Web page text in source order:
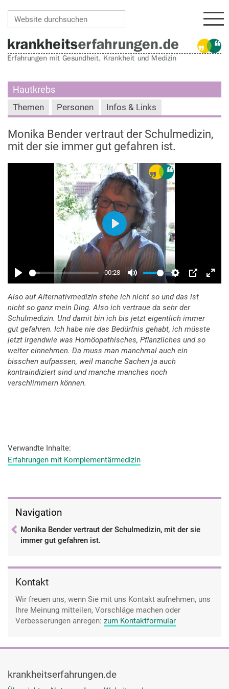
Hautkrebs
Themen Personen Infos & Links
Monika Bender vertraut der Schulmedizin,
mit der sie immer gut gefahren ist.
Also auf Alternativmedizin stehe ich nicht so und das ist
nicht so ganz mein Ding. Also ich vertraue da sehr der
Schulmedizin. Und damit bin ich bis jetzt eigentlich immer
gut gefahren. Ich habe nie das Bedürfnis gehabt, ich müsste
jetzt irgendwie was Homöopathisches, Pflanzliches und so
weiter einnehmen. Da muss man manchmal auch ein
bisschen aufpassen, weil manche Sachen ja auch
kontraindiziert sind und manche manches noch
verschlimmern können.
Verwandte Inhalte
Erfahrungen mit Komplementärmedizin
Navigation
Monika Bender vertraut der Schulmedizin, mit der sie
immer gut gefahren ist.
Kontakt
Wir freuen uns, wenn Sie mit uns Kontakt aufnehmen, uns
Ihre Meinung mitteilen, Vorschläge machen oder
Verbesserungen anregen: zum Kontaktformular
krankheitserfahrungen.de